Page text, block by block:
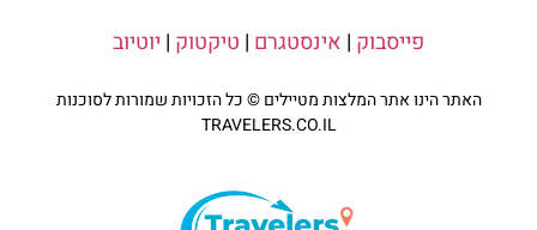
פייסבוק | אינסטגרם | טיקטוק | יוטיוב
האתר הינו אתר המלצות מטיילים © כל הזכויות שמורות לסוכנות
TRAVELERS.CO.IL